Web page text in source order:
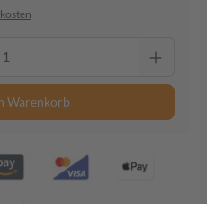
Warenkorb